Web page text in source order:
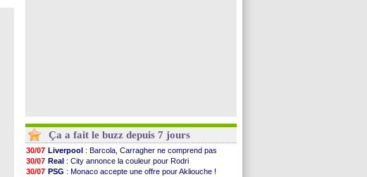
Ça a fait le buzz depuis 7 jours
30/07 Liverpool : Barcola, Carragher ne comprend pas
30/07 Real : City annonce la couleur pour Rodri
30/07 PSG : Monaco accepte une offre pour Akliouche !